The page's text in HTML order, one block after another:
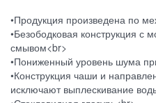
•Продукция произведена по
•Безободковая конструкция
смывом<br>
•Пониженный уровень шума
•Конструкция чаши и
исключают выплескивание